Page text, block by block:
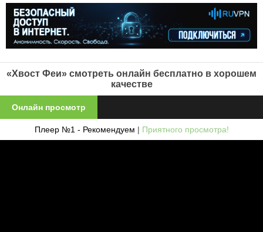
«Хвост Феи» смотреть онлайн бесплатно в хорошем
качестве
Онлайн просмотр
Плеер №1 - Рекомендуем | Приятного просмотра!